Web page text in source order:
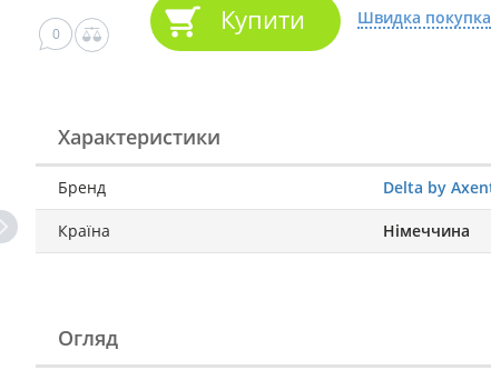
0 Купити Швидка покупка
Характеристики
Бренд Delta by
Країна Німеччина
Огляд